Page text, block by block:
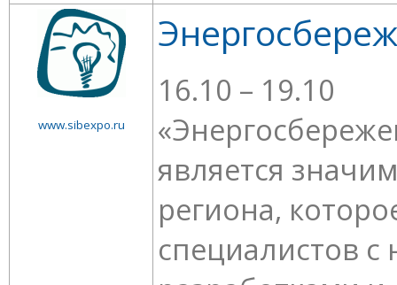
www.sibexpo.ru
16.10 – 19.10
является
региона,
специалистов